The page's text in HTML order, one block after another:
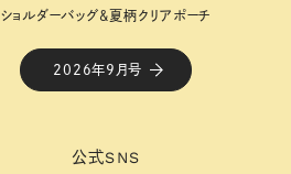
ショルダーバッグ&夏柄クリアポーチ
2026年9月号
公式SNS